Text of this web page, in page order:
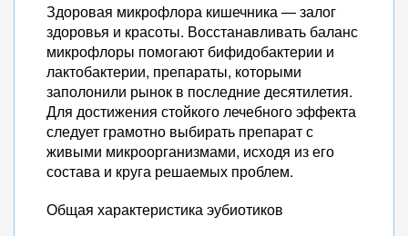
Здоровая микрофлора кишечника — залог
здоровья и красоты. Восстанавливать баланс
микрофлоры помогают бифидобактерии и
лактобактерии, препараты, которыми
заполонили рынок в последние десятилетия.
Для достижения стойкого лечебного эффекта
следует грамотно выбирать препарат с
живыми микроорганизмами, исходя из его
состава и круга решаемых проблем.
Общая характеристика эубиотиков